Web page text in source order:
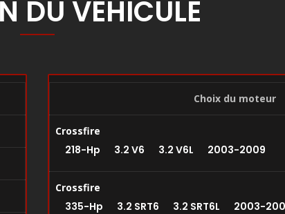
DU VÉHICULE
Choix du moteur
Crossfire
218-Hp 3.2 V6 3.2 V6L 2003-
Crossfire
335-Hp 3.2 SRT6 3.2 SRT6L 2003-